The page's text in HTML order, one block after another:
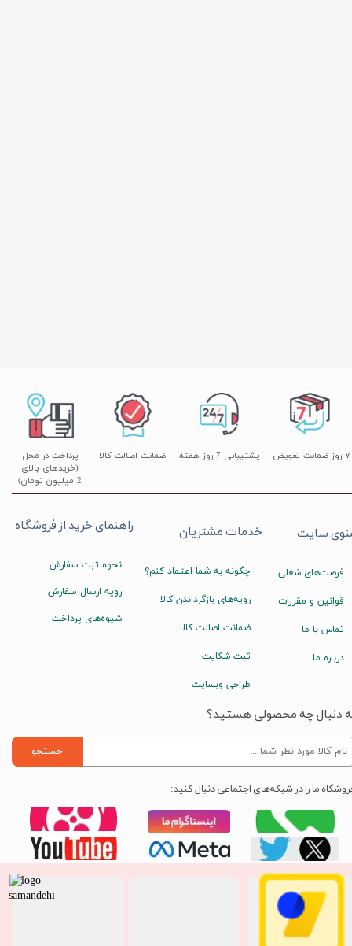
پشتیبانی 7 روز هفته
پرداخت در محل
(خریدهای بالای
2 میلیون تومان)
۷ روز ضمانت تعویض ضمانت اصالت کالا
راهنمای خرید از فروشگاه
نحوه ثبت سفارش
رویه ارسال سفارش
شیوه‌های پرداخت
خدمات مشتریان
چگونه به شما اعتماد کنم؟
رویه‌های بازگرداندن کالا
ضمانت اصالت کالا
ثبت شکایت
طراحی وبسایت
سایت
فرصت‌های شغلی
قوانین و مقررات
تماس با ما
درباره ما
دنبال چه محصولی هستید؟
جستجو
ما را در شبکه‌های اجتماعی دنبال کنید: